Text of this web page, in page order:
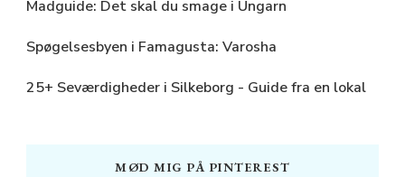
Madguide: Det skal du smage i Ungarn
Spøgelsesbyen i Famagusta: Varosha
25+ Seværdigheder i Silkeborg - Guide fra en lokal
MØD MIG PÅ PINTEREST